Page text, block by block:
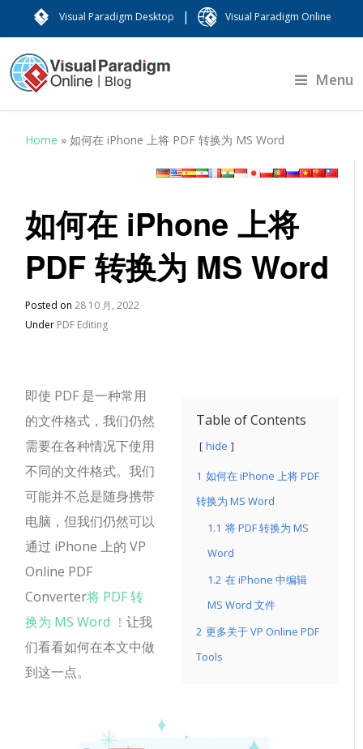
Visual Paradigm Desktop | Visual Paradigm Online
Menu
Home »如何在 iPhone 上将 PDF 转换为 MS Word
如何在 iPhone 上将
PDF 转换为 MS Word
Posted on28 10 月, 2022
Under PDF Editing
Table of Contents
hide
1 如何在 iPhone 上将 PDF
转换为 MS Word
1.1 将 PDF 转换为 MS
Word
1.2 在 iPhone 中编辑
MS Word 文件
2 更多关于 VP Online PDF
Tools
即使 PDF 是一种常用
的文件格式，我们仍然
需要在各种情况下使用
不同的文件格式。我们
可能并不总是随身携带
电脑，但我们仍然可以
通过 iPhone 上的 VP
Online PDF
Converter将 PDF 转
换为 MS Word ！让我
们看看如何在本文中做
到这一点。